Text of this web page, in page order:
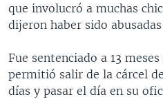
que involucró a muchas
dijeron haber sido
Fue sentenciado a 13
permitió salir de la cárcel
días y pasar el día en su